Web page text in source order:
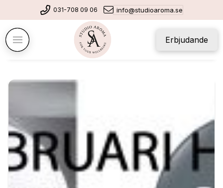
031-708 09 06 info@studioaroma.se
Erbjudande